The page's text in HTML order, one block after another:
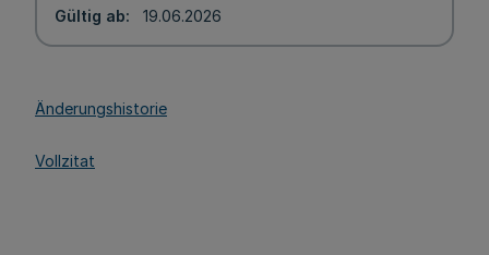
Gültig ab 19.06.2026
Änderungshistorie
Vollzitat